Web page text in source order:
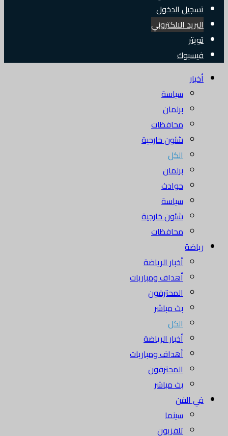
تسجيل الدخول
البريد الالكتروني
تويتر
فيسبوك
أخبار
سياسة
برلمان
محافظات
شئون خارجية
الكل
برلمان
حوادث
سياسة
شئون خارجية
محافظات
رياضة
أخبار الرياضة
أهداف ومباريات
المحترفون
بث مباشر
الكل
أخبار الرياضة
أهداف ومباريات
المحترفون
بث مباشر
في الفن
سينما
تلفزيون